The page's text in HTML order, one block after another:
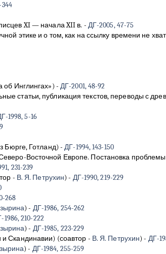
XI — начала XII в. - ДГ-2005, 47-75
этике и о том, как на ссылку времени не
об Инглингах») - ДГ-2001, 48-92
статьи, публикация текстов, переводы с
1998, 5-16
Бюрге, Готланд) - ДГ-1994, 143-150
Восточной Европе. Постановка проблемы
231-239
- В. Я. Петрухин)- ДГ-1990, 219-229
268
)- ДГ-1986, 254-262
1986, 210-222
)- ДГ-1985, 223-229
и Скандинавии) (соавтор - В. Я. Петрухин)- ДГ-
)- ДГ-1984, 255-259